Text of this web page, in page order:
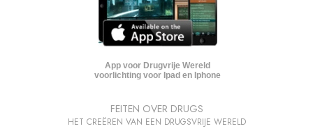
App voor Drugvrije Wereld
voorlichting voor Ipad en Iphone
FEITEN OVER DRUGS
HET CREËREN VAN EEN DRUGSVRIJE WERELD